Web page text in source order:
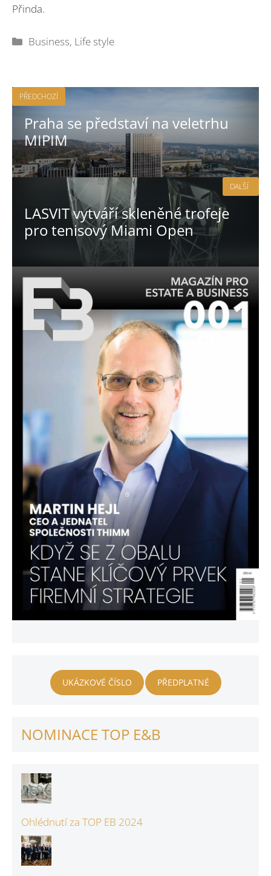
Přinda.
Rubriky
Business, Life style
PŘEDCHOZÍ
Praha se představí na veletrhu
MIPIM
LASVIT vytváří skleněné trofeje
pro tenisový Miami Open
DALŠÍ
UKÁZKOVÉ ČÍSLO PŘEDPLATNÉ
NOMINACE TOP E&B
Ohlédnutí za TOP EB 2024